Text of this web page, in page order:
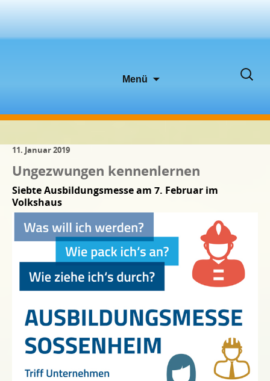
Menü
Suchen
11. Januar 2019
Ungezwungen kennenlernen
Siebte Ausbildungsmesse am 7. Februar im
Volkshaus